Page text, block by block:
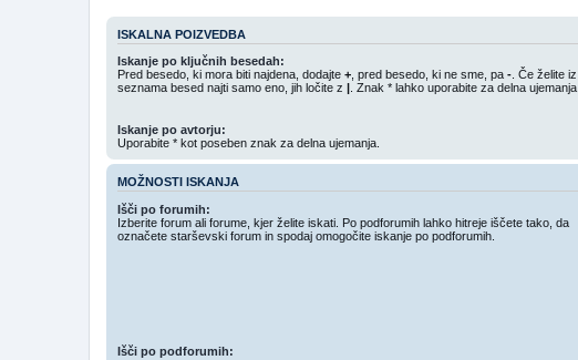
ISKALNA POIZVEDBA
Iskanje po ključnih besedah:
Pred besedo, ki mora biti najdena, dodajte + , pred besedo, ki ne sme, pa - . Če želite iz
seznama besed najti samo eno, jih ločite z | . Znak * lahko uporabite za delna ujemanja.
Iskanje po avtorju:
Uporabite * kot poseben znak za delna ujemanja.
MOŽNOSTI ISKANJA
Išči po forumih:
Izberite forum ali forume, kjer želite iskati. Po podforumih lahko hitreje iščete tako, da
označete starševski forum in spodaj omogočite iskanje po podforumih.
Išči po podforumih: